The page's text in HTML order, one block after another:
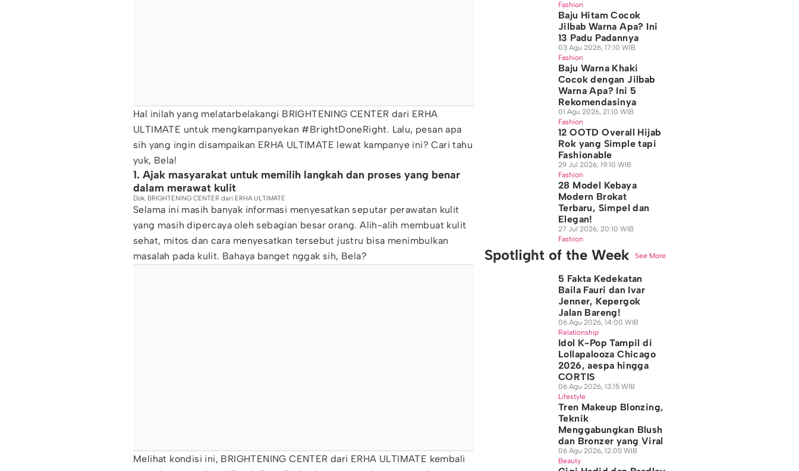
Hal inilah yang melatarbelakangi BRIGHTENING CENTER dari ERHA
ULTIMATE untuk mengkampanyekan #BrightDoneRight. Lalu, pesan apa
sih yang ingin disampaikan ERHA ULTIMATE lewat kampanye ini? Cari tahu
yuk, Bela!
1. Ajak masyarakat untuk memilih langkah dan proses yang benar
dalam merawat kulit
Dok. BRIGHTENING CENTER dari ERHA ULTIMATE
Selama ini masih banyak informasi menyesatkan seputar perawatan kulit
yang masih dipercaya oleh sebagian besar orang. Alih-alih membuat kulit
sehat, mitos dan cara menyesatkan tersebut justru bisa menimbulkan
masalah pada kulit. Bahaya banget nggak sih, Bela?
Melihat kondisi ini, BRIGHTENING CENTER dari ERHA ULTIMATE kembali
Fashion
Baju Hitam Cocok
Jilbab Warna Apa? Ini
13 Padu Padannya
03 Agu 2026, 17:10 WIB
Fashion
Baju Warna Khaki
Cocok dengan Jilbab
Warna Apa? Ini 5
Rekomendasinya
01 Agu 2026, 21:10 WIB
Fashion
12 OOTD Overall Hijab
Rok yang Simple tapi
Fashionable
29 Jul 2026, 19:10 WIB
Fashion
28 Model Kebaya
Modern Brokat
Terbaru, Simpel dan
Elegan!
27 Jul 2026, 20:10 WIB
Fashion
Spotlight of the Week See More
5 Fakta Kedekatan
Baila Fauri dan Ivar
Jenner, Kepergok
Jalan Bareng!
06 Agu 2026, 14:00 WIB
Relationship
Idol K-Pop Tampil di
Lollapalooza Chicago
2026, aespa hingga
CORTIS
06 Agu 2026, 13:15 WIB
Lifestyle
Tren Makeup Blonzing,
Teknik
Menggabungkan Blush
dan Bronzer yang Viral
06 Agu 2026, 12:05 WIB
Beauty